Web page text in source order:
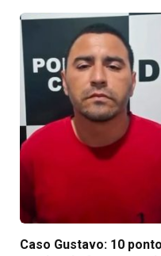
Caso Gustavo: 10